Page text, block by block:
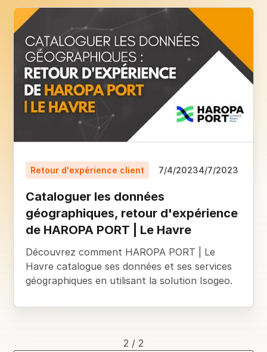
Retour d'expérience client 7/4/20234/7/2023
Cataloguer les données
géographiques, retour d'expérience
de HAROPA PORT | Le Havre
Découvrez comment HAROPA PORT | Le
Havre catalogue ses données et ses services
géographiques en utilisant la solution Isogeo.
2 / 2